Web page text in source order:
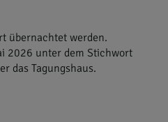
übernachtet werden.
2026 unter dem Stichwort
das Tagungshaus.